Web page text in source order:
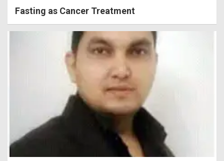
Fasting as Cancer Treatment